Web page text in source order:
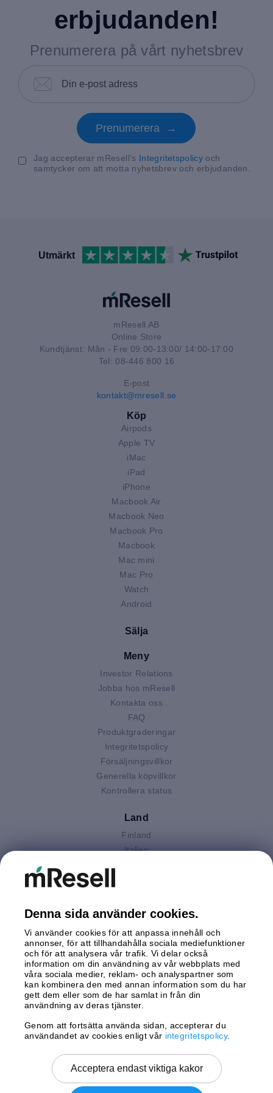
erbjudanden!
Prenumerera på vårt nyhetsbrev
Prenumerera →
Jag accepterar mResell’s Integritetspolicy och
samtycker om att motta nyhetsbrev och erbjudanden.
Utmärkt
mResell AB
Online Store
Kundtjänst: Mån - Fre 09:00-13:00/ 14:00-17:00
Tel: 08-446 800 16
E-post
kontakt@mresell.se
Köp
Airpods
Apple TV
iMac
iPad
iPhone
Macbook Air
Macbook Neo
Macbook Pro
Macbook
Mac mini
Mac Pro
Watch
Android
Sälja
Meny
Investor Relations
Jobba hos mResell
Kontakta oss
FAQ
Produktgraderingar
Integritetspolicy
Försäljningsvillkor
Generella köpvillkor
Kontrollera status
Land
Finland
Italien
Storbritannien
Tyskland
Österrike
Betalningar
Leverans av
Denna sida använder cookies.
Vi använder cookies för att anpassa innehåll och
annonser, för att tillhandahålla sociala mediefunktioner
och för att analysera vår trafik. Vi delar också
information om din användning av vår webbplats med
våra sociala medier, reklam- och analyspartner som
kan kombinera den med annan information som du har
gett dem eller som de har samlat in från din
användning av deras tjänster.
Genom att fortsätta använda sidan, accepterar du
användandet av cookies enligt vår integritetspolicy.
Acceptera endast viktiga kakor